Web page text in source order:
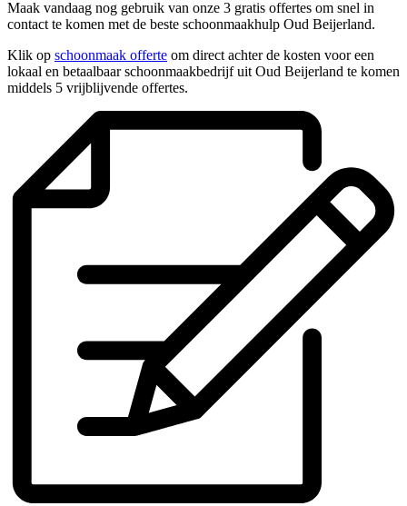
Maak vandaag nog gebruik van onze 3 gratis offertes om snel in
contact te komen met de beste schoonmaakhulp Oud Beijerland.
Klik op schoonmaak offerte om direct achter de kosten voor een
lokaal en betaalbaar schoonmaakbedrijf uit Oud Beijerland te komen
middels 5 vrijblijvende offertes.